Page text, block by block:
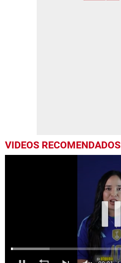
VIDEOS RECOMENDADOS